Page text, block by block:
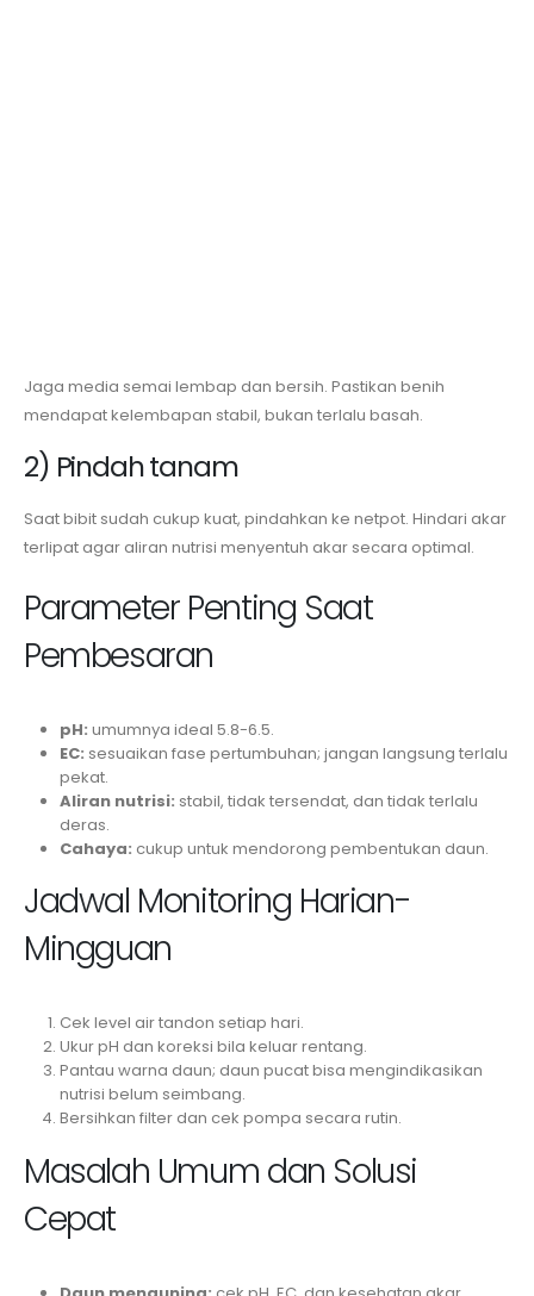
Jaga media semai lembap dan bersih. Pastikan benih
mendapat kelembapan stabil, bukan terlalu basah.
2) Pindah tanam
Saat bibit sudah cukup kuat, pindahkan ke netpot. Hindari akar
terlipat agar aliran nutrisi menyentuh akar secara optimal.
Parameter Penting Saat
Pembesaran
pH: umumnya ideal 5.8-6.5.
EC: sesuaikan fase pertumbuhan; jangan langsung terlalu
pekat.
Aliran nutrisi: stabil, tidak tersendat, dan tidak terlalu
deras.
Cahaya: cukup untuk mendorong pembentukan daun.
Jadwal Monitoring Harian-
Mingguan
Cek level air tandon setiap hari.
Ukur pH dan koreksi bila keluar rentang.
Pantau warna daun; daun pucat bisa mengindikasikan
nutrisi belum seimbang.
Bersihkan filter dan cek pompa secara rutin.
Masalah Umum dan Solusi
Cepat